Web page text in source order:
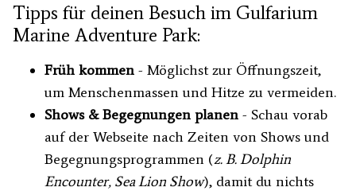
Tipps für deinen Besuch im Gulfarium
Marine Adventure Park:
Früh kommen - Möglichst zur Öffnungszeit,
um Menschenmassen und Hitze zu vermeiden.
Shows & Begegnungen planen - Schau vorab
auf der Webseite nach Zeiten von Shows und
Begegnungsprogrammen (z. B. Dolphin
Encounter, Sea Lion Show), damit du nichts